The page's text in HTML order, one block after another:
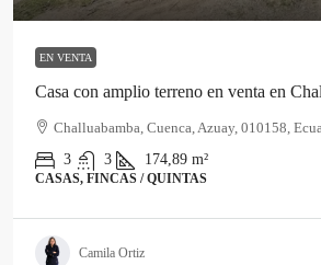
EN VENTA
Casa con amplio terreno en venta en
Challuabamba, Cuenca, Azuay, 010158,
3
3 174,89 m²
CASAS, FINCAS / QUINTAS
Camila Ortiz